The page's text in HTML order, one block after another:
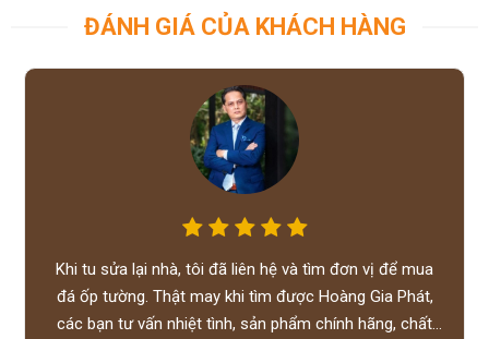
ĐÁNH GIÁ CỦA KHÁCH HÀNG
Khi tu sửa lại nhà, tôi đã liên hệ và tìm đơn vị để mua
đá ốp tường. Thật may khi tìm được Hoàng Gia Phát,
các bạn tư vấn nhiệt tình, sản phẩm chính hãng, chất